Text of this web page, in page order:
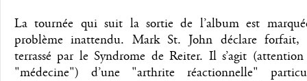
La tournée qui suit la sortie de l’album est
problème inattendu. Mark St. John déclare forfait,
terrassé par le Syndrome de Reiter. Il s’agit
"médecine") d’une "arthrite réactionnelle"